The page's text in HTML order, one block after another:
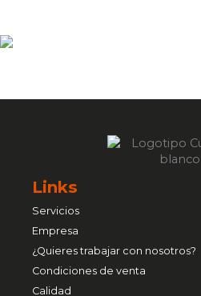
Links
Servicios
Empresa
¿Quieres trabajar con nosotros?
Condiciones de venta
Calidad